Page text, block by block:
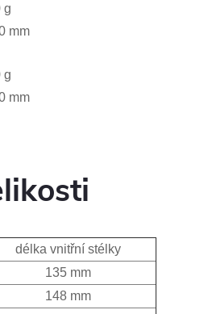
g
mm
g
mm
délka vnitřní stélky
135 mm
148 mm